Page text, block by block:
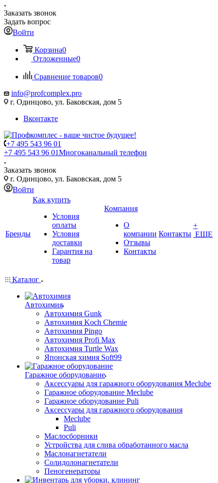
Заказать звонок
Задать вопрос
Войти
Корзина0
Отложенные0
Сравнение товаров0
info@profcomplex.pro
г. Одинцово, ул. Баковская, дом 5
Вконтакте
+7 495 543 96 01
+7 495 543 96 01Многоканальный телефон
Заказать звонок
г. Одинцово, ул. Баковская, дом 5
Войти
Бренды
Как купить
Условия
оплаты
Условия
доставки
Гарантия на
товар
Компания
О
компании
Отзывы
Контакты
Контакты
+
ЕЩЕ
Каталог
Автохимия
Автохимия Gunk
Автохимия Koch Chemie
Автохимия Pingo
Автохимия Profi Max
Автохимия Turtle Wax
Японская химия Soft99
Гаражное оборудование
Аксессуары для гаражного оборудования Meclube
Гаражное оборудование Meclube
Гаражное оборудование Puli
Аксессуары для гаражного оборудования
Meclube
Puli
Маслосборники
Устройства для слива обработанного масла
Маслонагнетатели
Солидолонагнетатели
Пеногенераторы